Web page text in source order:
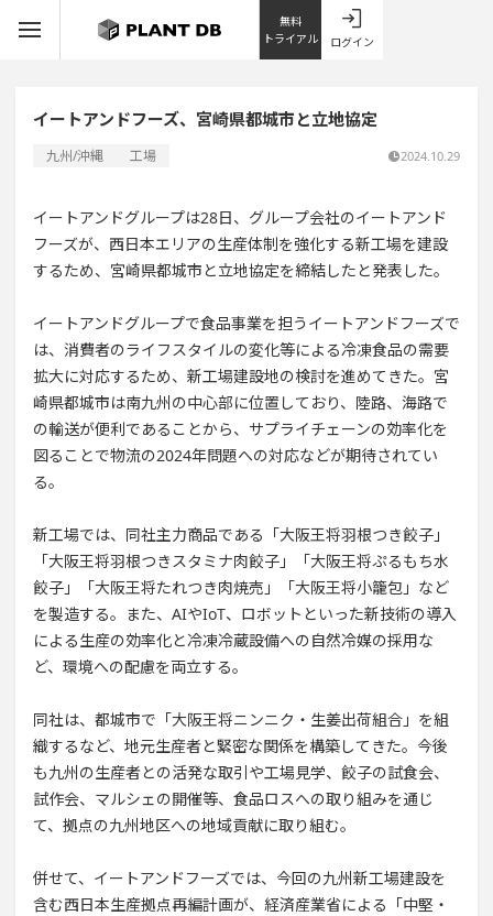
無料
トライアル
ログイン
イートアンドフーズ、宮崎県都城市と立地協定
九州/沖縄 工場 2024.10.29
イートアンドグループは28日、グループ会社のイートアンド
フーズが、西日本エリアの生産体制を強化する新工場を建設
するため、宮崎県都城市と立地協定を締結したと発表した。
イートアンドグループで食品事業を担うイートアンドフーズで
は、消費者のライフスタイルの変化等による冷凍食品の需要
拡大に対応するため、新工場建設地の検討を進めてきた。宮
崎県都城市は南九州の中心部に位置しており、陸路、海路で
の輸送が便利であることから、サプライチェーンの効率化を
図ることで物流の2024年問題への対応などが期待されてい
る。
新工場では、同社主力商品である「大阪王将羽根つき餃子」
「大阪王将羽根つきスタミナ肉餃子」「大阪王将ぷるもち水
餃子」「大阪王将たれつき肉焼売」「大阪王将小籠包」など
を製造する。また、AIやIoT、ロボットといった新技術の導入
による生産の効率化と冷凍冷蔵設備への自然冷媒の採用な
ど、環境への配慮を両立する。
同社は、都城市で「大阪王将ニンニク・生姜出荷組合」を組
織するなど、地元生産者と緊密な関係を構築してきた。今後
も九州の生産者との活発な取引や工場見学、餃子の試食会、
試作会、マルシェの開催等、食品ロスへの取り組みを通じ
て、拠点の九州地区への地域貢献に取り組む。
併せて、イートアンドフーズでは、今回の九州新工場建設を
含む西日本生産拠点再編計画が、経済産業省による「中堅・